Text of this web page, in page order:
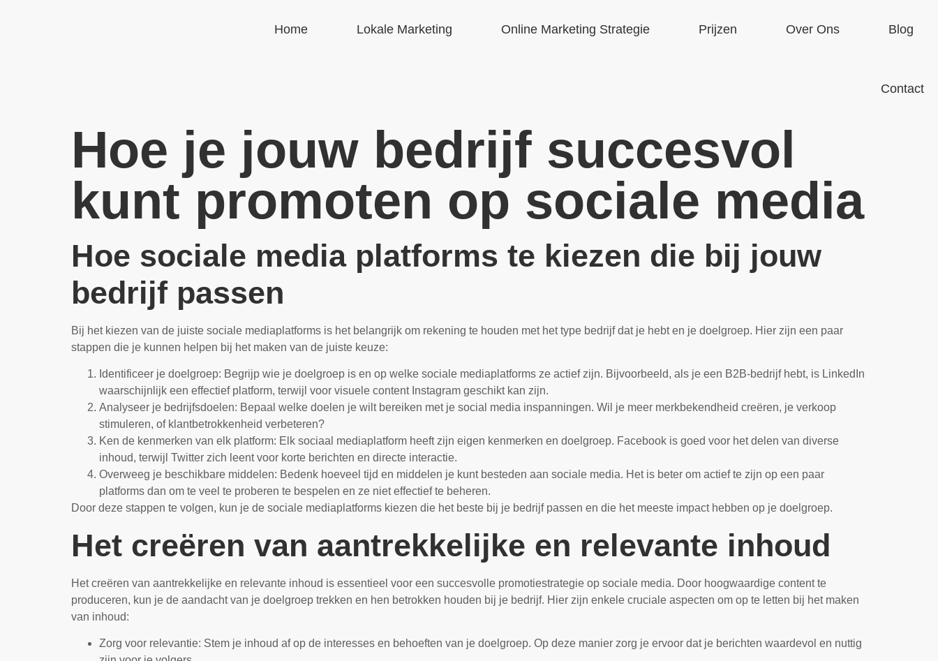
Home Lokale Marketing Online Marketing Strategie Prijzen Over Ons Blog
Contact
Hoe je jouw bedrijf succesvol
kunt promoten op sociale media
Hoe sociale media platforms te kiezen die bij jouw
bedrijf passen
Bij het kiezen van de juiste sociale mediaplatforms is het belangrijk om rekening te houden met het type bedrijf dat je hebt en je doelgroep. Hier zijn een paar
stappen die je kunnen helpen bij het maken van de juiste keuze:
Identificeer je doelgroep: Begrijp wie je doelgroep is en op welke sociale mediaplatforms ze actief zijn. Bijvoorbeeld, als je een B2B-bedrijf hebt, is LinkedIn
waarschijnlijk een effectief platform, terwijl voor visuele content Instagram geschikt kan zijn.
Analyseer je bedrijfsdoelen: Bepaal welke doelen je wilt bereiken met je social media inspanningen. Wil je meer merkbekendheid creëren, je verkoop
stimuleren, of klantbetrokkenheid verbeteren?
Ken de kenmerken van elk platform: Elk sociaal mediaplatform heeft zijn eigen kenmerken en doelgroep. Facebook is goed voor het delen van diverse
inhoud, terwijl Twitter zich leent voor korte berichten en directe interactie.
Overweeg je beschikbare middelen: Bedenk hoeveel tijd en middelen je kunt besteden aan sociale media. Het is beter om actief te zijn op een paar
platforms dan om te veel te proberen te bespelen en ze niet effectief te beheren.
Door deze stappen te volgen, kun je de sociale mediaplatforms kiezen die het beste bij je bedrijf passen en die het meeste impact hebben op je doelgroep.
Het creëren van aantrekkelijke en relevante inhoud
Het creëren van aantrekkelijke en relevante inhoud is essentieel voor een succesvolle promotiestrategie op sociale media. Door hoogwaardige content te
produceren, kun je de aandacht van je doelgroep trekken en hen betrokken houden bij je bedrijf. Hier zijn enkele cruciale aspecten om op te letten bij het maken
van inhoud:
Zorg voor relevantie: Stem je inhoud af op de interesses en behoeften van je doelgroep. Op deze manier zorg je ervoor dat je berichten waardevol en nuttig